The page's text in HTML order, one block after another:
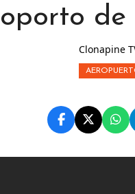
de
Clonapine